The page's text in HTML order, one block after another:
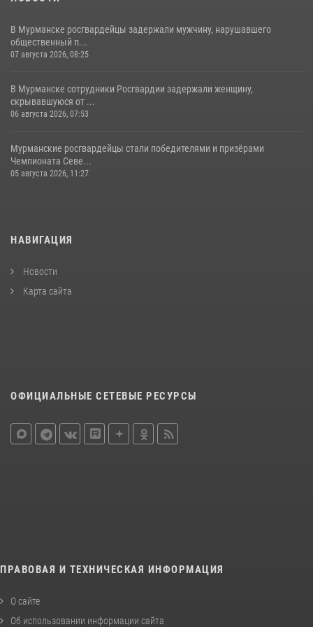
В Мурманске росгвардейцы задержали мужчину, нарушавшего
общественный п...
07 августа 2026, 08:25
В Мурманске сотрудники Росгвардии задержали женщину,
скрывавшуюся от ...
06 августа 2026, 07:53
Мурманские росгвардейцы стали победителями и призёрами
Чемпионата Севе...
05 августа 2026, 11:27
НАВИГАЦИЯ
Новости
Карта сайта
ОФИЦИАЛЬНЫЕ СЕТЕВЫЕ РЕСУРСЫ
ПРАВОВАЯ И ТЕХНИЧЕСКАЯ ИНФОРМАЦИЯ
О сайте
Об использовании информации сайта